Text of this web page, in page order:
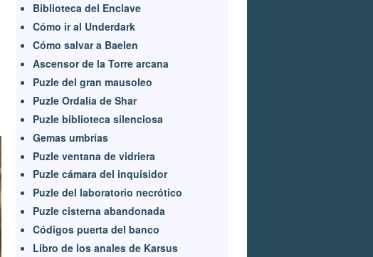
Biblioteca del Enclave
Cómo ir al Underdark
Cómo salvar a Baelen
Ascensor de la Torre arcana
Puzle del gran mausoleo
Puzle Ordalía de Shar
Puzle biblioteca silenciosa
Gemas umbrías
Puzle ventana de vidriera
Puzle cámara del inquisidor
Puzle del laboratorio necrótico
Puzle cisterna abandonada
Códigos puerta del banco
Libro de los anales de Karsus